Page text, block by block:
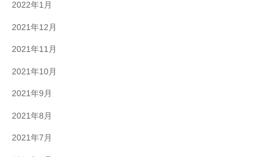
2022年1月
2021年12月
2021年11月
2021年10月
2021年9月
2021年8月
2021年7月